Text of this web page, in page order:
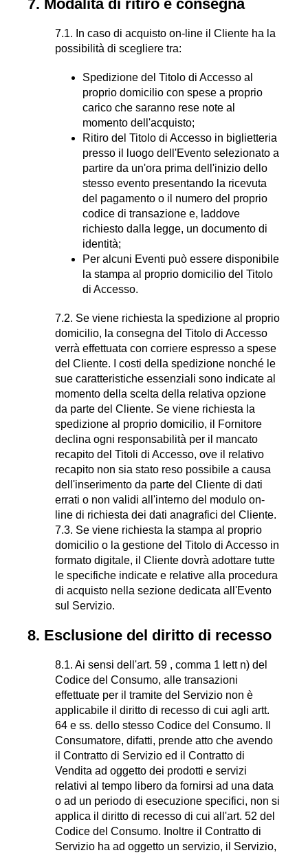
7. Modalità di ritiro e consegna
7.1. In caso di acquisto on-line il Cliente ha la
possibilità di scegliere tra:
Spedizione del Titolo di Accesso al
proprio domicilio con spese a proprio
carico che saranno rese note al
momento dell'acquisto;
Ritiro del Titolo di Accesso in biglietteria
presso il luogo dell'Evento selezionato a
partire da un'ora prima dell'inizio dello
stesso evento presentando la ricevuta
del pagamento o il numero del proprio
codice di transazione e, laddove
richiesto dalla legge, un documento di
identità;
Per alcuni Eventi può essere disponibile
la stampa al proprio domicilio del Titolo
di Accesso.
7.2. Se viene richiesta la spedizione al proprio
domicilio, la consegna del Titolo di Accesso
verrà effettuata con corriere espresso a spese
del Cliente. I costi della spedizione nonché le
sue caratteristiche essenziali sono indicate al
momento della scelta della relativa opzione
da parte del Cliente. Se viene richiesta la
spedizione al proprio domicilio, il Fornitore
declina ogni responsabilità per il mancato
recapito del Titoli di Accesso, ove il relativo
recapito non sia stato reso possibile a causa
dell'inserimento da parte del Cliente di dati
errati o non validi all'interno del modulo on-
line di richiesta dei dati anagrafici del Cliente.
7.3. Se viene richiesta la stampa al proprio
domicilio o la gestione del Titolo di Accesso in
formato digitale, il Cliente dovrà adottare tutte
le specifiche indicate e relative alla procedura
di acquisto nella sezione dedicata all'Evento
sul Servizio.
8. Esclusione del diritto di recesso
8.1. Ai sensi dell'art. 59 , comma 1 lett n) del
Codice del Consumo, alle transazioni
effettuate per il tramite del Servizio non è
applicabile il diritto di recesso di cui agli artt.
64 e ss. dello stesso Codice del Consumo. Il
Consumatore, difatti, prende atto che avendo
il Contratto di Servizio ed il Contratto di
Vendita ad oggetto dei prodotti e servizi
relativi al tempo libero da fornirsi ad una data
o ad un periodo di esecuzione specifici, non si
applica il diritto di recesso di cui all'art. 52 del
Codice del Consumo. Inoltre il Contratto di
Servizio ha ad oggetto un servizio, il Servizio,